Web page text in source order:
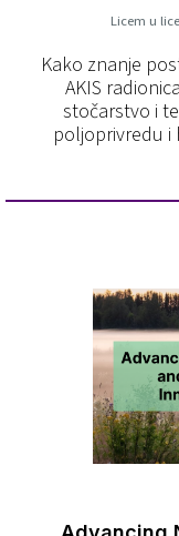
Licem u lice
Kako znanje
AKIS
stočarstvo i
poljoprivredu i